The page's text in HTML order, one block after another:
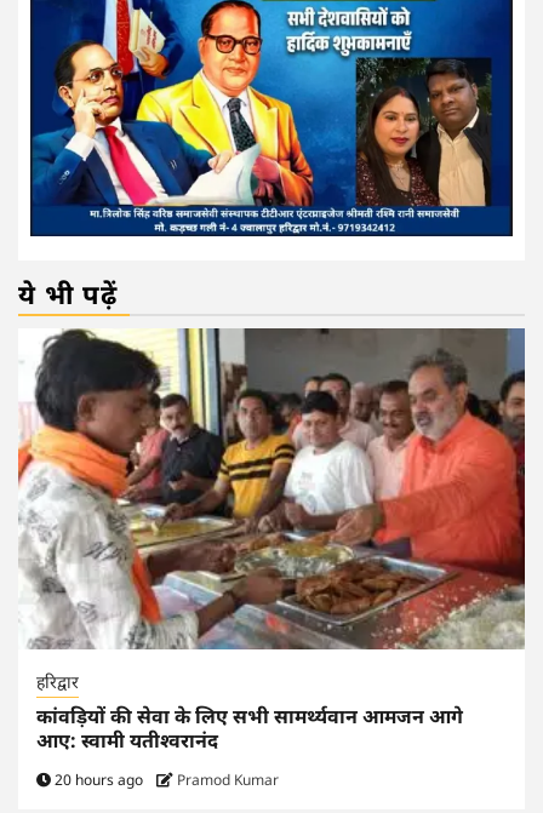
ये भी पढ़ें
हरिद्वार
कांवड़ियों की सेवा के लिए सभी सामर्थ्यवान आमजन आगे
आए: स्वामी यतीश्वरानंद
20 hours ago Pramod Kumar